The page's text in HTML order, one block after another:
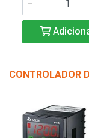
CONTROLADOR